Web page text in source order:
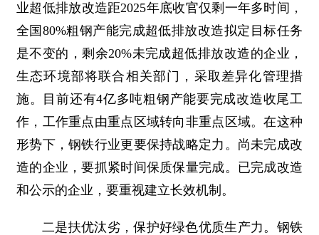
业超低排放改造距2025年底收官仅剩一年多时间，
全国80%粗钢产能完成超低排放改造拟定目标任务
是不变的，剩余20%未完成超低排放改造的企业，
生态环境部将联合相关部门，采取差异化管理措
施。目前还有4亿多吨粗钢产能要完成改造收尾工
作，工作重点由重点区域转向非重点区域。在这种
形势下，钢铁行业更要保持战略定力。尚未完成改
造的企业，要抓紧时间保质保量完成。已完成改造
和公示的企业，要重视建立长效机制。
二是扶优汰劣，保护好绿色优质生产力。钢铁